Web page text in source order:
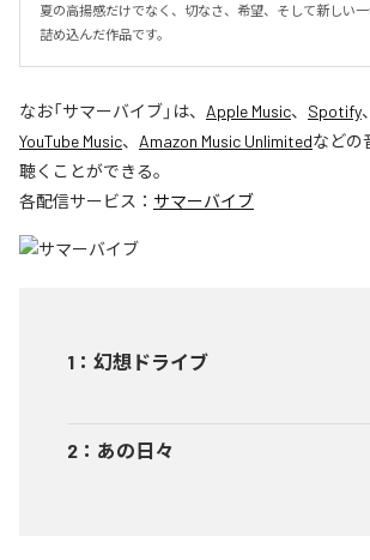
夏の高揚感だけでなく、切なさ、希望、そして新しい
詰め込んだ作品です。
なお「サマーバイブ」は、 Apple Music、 Spotify、
YouTube Music、 Amazon Music Unlimitedなどの
聴くことができる。
各配信サービス： サマーバイブ
1 ： 幻想ドライブ
2 ： あの日々